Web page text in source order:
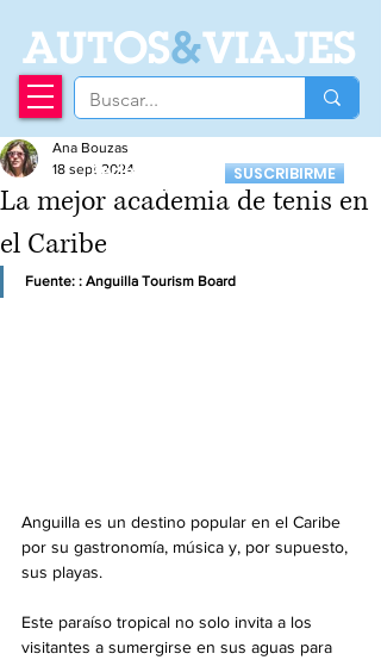
AUTOS&VIAJES
Recibí nuestro
Newsletter
SUSCRIBIRME
La mejor academia de tenis en
el Caribe
Ana Bouzas
18 sept 2024
Fuente: : Anguilla Tourism Board
Anguilla es un destino popular en el Caribe
por su gastronomía, música y, por supuesto,
sus playas.
Este paraíso tropical no solo invita a los
visitantes a sumergirse en sus aguas para